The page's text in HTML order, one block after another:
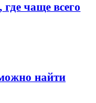
чаще всего
найти